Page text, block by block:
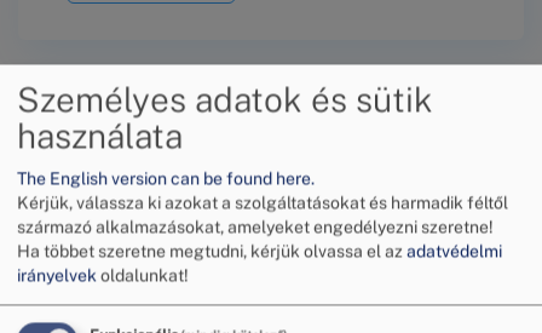
Tájékoztató a békéltető eljárásról
Személyes adatok és sütik
használata
The English version can be found here.
Kérjük, válassza ki azokat a szolgáltatásokat és harmadik féltől
származó alkalmazásokat, amelyeket engedélyezni szeretne!
Ha többet szeretne megtudni, kérjük olvassa el az adatvédelmi
irányelvekoldalunkat!